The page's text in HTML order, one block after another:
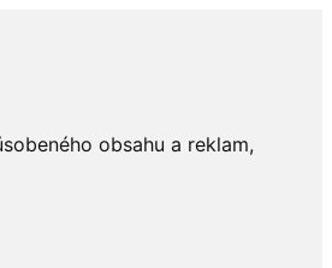
obsahu a reklam,